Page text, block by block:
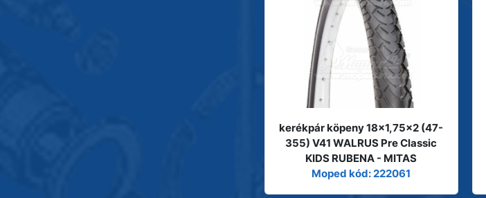
kerékpár köpeny 18x1,75x2 (47-
355) V41 WALRUS Pre Classic
KIDS RUBENA - MITAS
Moped kód: 222061